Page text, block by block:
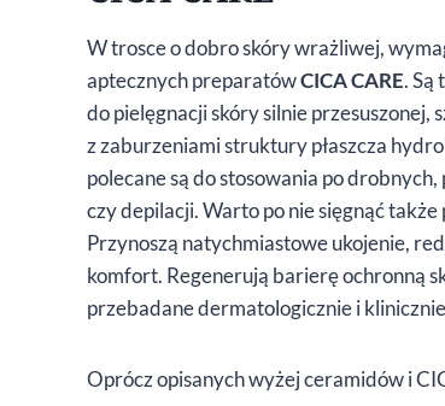
W trosce o dobro skóry wrażliwej,
aptecznych preparatówCICA CARE. Są
do pielęgnacji skóry silnie przesuszonej,
z zaburzeniami struktury płaszcza
polecane są do stosowania po
czy depilacji. Warto po nie sięgnąć
Przynoszą natychmiastowe ukojenie,
komfort. Regenerują barierę ochronną
przebadane dermatologicznie i
Oprócz opisanych wyżej ceramidów i